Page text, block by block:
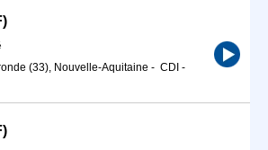
(33), Nouvelle-Aquitaine - CDI -